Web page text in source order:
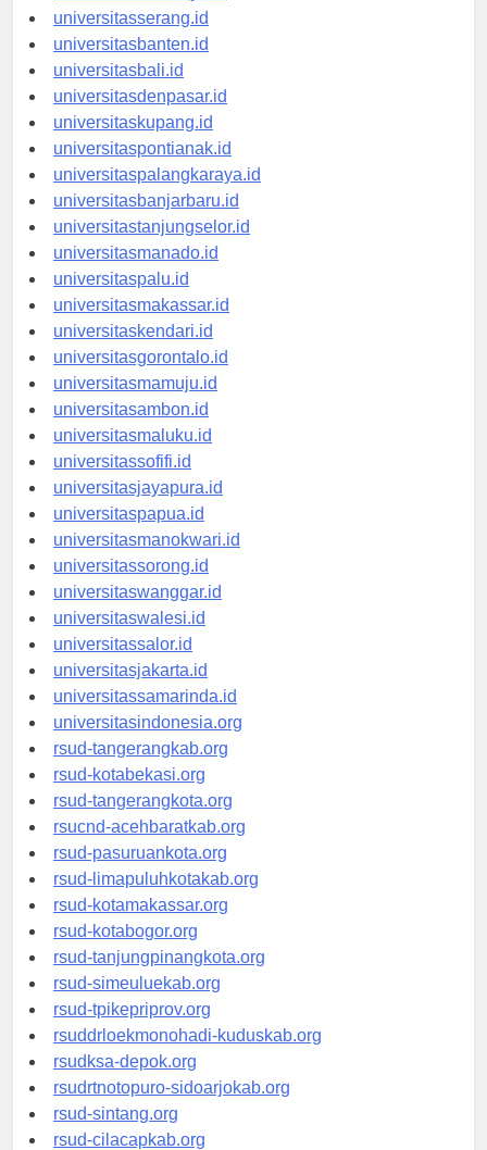
universitassurabaya.id
universitasserang.id
universitasbanten.id
universitasbali.id
universitasdenpasar.id
universitaskupang.id
universitaspontianak.id
universitaspalangkaraya.id
universitasbanjarbaru.id
universitastanjungselor.id
universitasmanado.id
universitaspalu.id
universitasmakassar.id
universitaskendari.id
universitasgorontalo.id
universitasmamuju.id
universitasambon.id
universitasmaluku.id
universitassofifi.id
universitasjayapura.id
universitaspapua.id
universitasmanokwari.id
universitassorong.id
universitaswanggar.id
universitaswalesi.id
universitassalor.id
universitasjakarta.id
universitassamarinda.id
universitasindonesia.org
rsud-tangerangkab.org
rsud-kotabekasi.org
rsud-tangerangkota.org
rsucnd-acehbaratkab.org
rsud-pasuruankota.org
rsud-limapuluhkotakab.org
rsud-kotamakassar.org
rsud-kotabogor.org
rsud-tanjungpinangkota.org
rsud-simeuluekab.org
rsud-tpikepriprov.org
rsuddrloekmonohadi-kuduskab.org
rsudksa-depok.org
rsudrtnotopuro-sidoarjokab.org
rsud-sintang.org